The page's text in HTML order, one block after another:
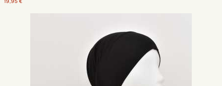
19,95 €